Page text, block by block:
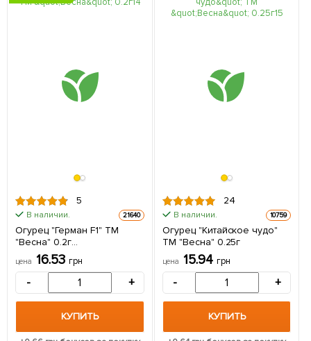
5
В наличии. 21640
Огурец "Герман F1" ТМ
"Весна" 0.2г
(самоопыляемый)
цена 16.53 грн
- +
КУПИТЬ
24
В наличии. 10759
Огурец "Китайское чудо"
ТМ "Весна" 0.25г
цена 15.94 грн
- +
КУПИТЬ